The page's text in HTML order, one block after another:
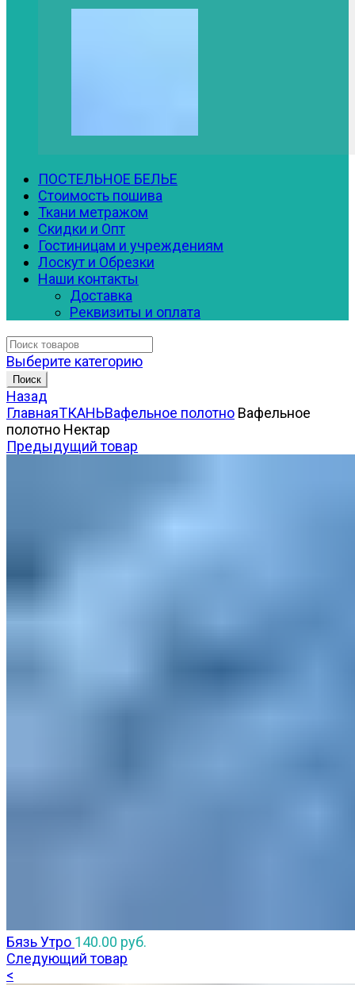
ПОСТЕЛЬНОЕ БЕЛЬЕ
Стоимость пошива
Ткани метражом
Скидки и Опт
Гостиницам и учреждениям
Лоскут и Обрезки
Наши контакты
Доставка
Реквизиты и оплата
Искать:
Выберите категорию
Поиск
Назад
ГлавнаяТКАНЬВафельное полотно Вафельное
полотно Нектар
Предыдущий товар
Бязь Утро 140.00 руб.
Следующий товар
<